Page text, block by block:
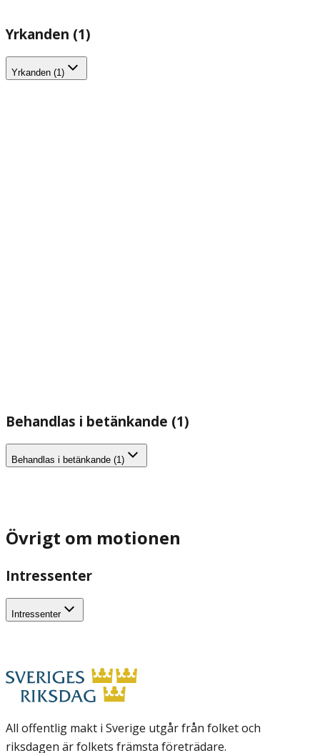
Yrkanden (1)
Yrkanden (1)
Behandlas i betänkande (1)
Behandlas i betänkande (1)
Övrigt om motionen
Intressenter
Intressenter
All offentlig makt i Sverige utgår från folket och
riksdagen är folkets främsta företrädare.